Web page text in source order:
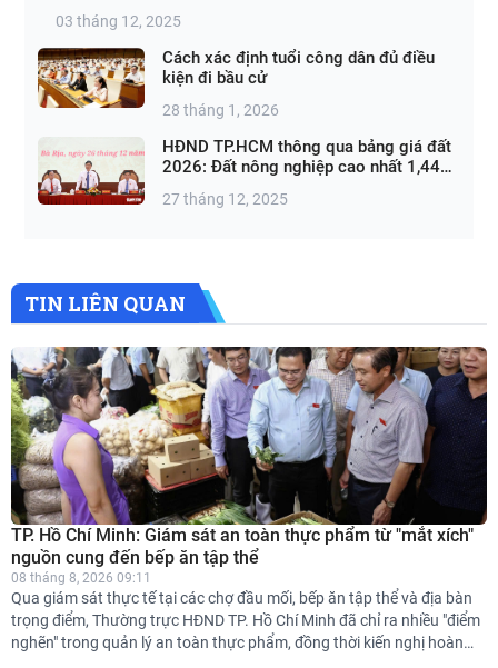
03 tháng 12, 2025
Cách xác định tuổi công dân đủ điều
kiện đi bầu cử
28 tháng 1, 2026
HĐND TP.HCM thông qua bảng giá đất
2026: Đất nông nghiệp cao nhất 1,44
27 tháng 12, 2025
TIN LIÊN QUAN
TP. Hồ Chí Minh: Giám sát an toàn thực phẩm từ "mắt xích"
nguồn cung đến bếp ăn tập thể
08 tháng 8, 2026 09:11
Qua giám sát thực tế tại các chợ đầu mối, bếp ăn tập thể và địa bàn
trọng điểm, Thường trực HĐND TP. Hồ Chí Minh đã chỉ ra nhiều "điểm
nghẽn" trong quản lý an toàn thực phẩm, đồng thời kiến nghị hoàn